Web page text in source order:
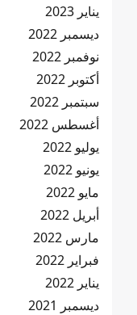
يناير 2023
ديسمبر 2022
نوفمبر 2022
أكتوبر 2022
سبتمبر 2022
أغسطس 2022
يوليو 2022
يونيو 2022
مايو 2022
أبريل 2022
مارس 2022
فبراير 2022
يناير 2022
ديسمبر 2021